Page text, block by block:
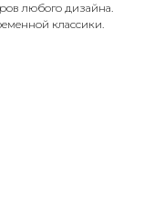
любого дизайна.
классики.